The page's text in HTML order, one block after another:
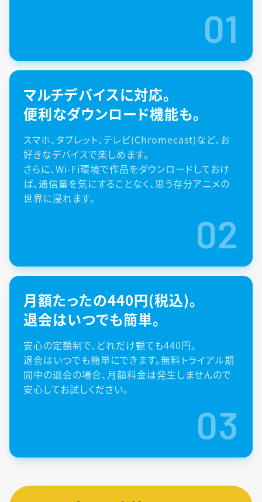
01
マルチデバイスに対応。
便利なダウンロード機能も。
スマホ、タブレット、テレビ(Chromecast)など、お
好きなデバイスで楽しめます。
さらに、Wi-Fi環境で作品をダウンロードしておけ
ば、通信量を気にすることなく、思う存分アニメの
世界に浸れます。
02
月額たったの440円(税込)。
退会はいつでも簡単。
安心の定額制で、どれだけ観ても440円。
退会はいつでも簡単にできます。無料トライアル期
間中の退会の場合、月額料金は発生しませんので
安心してお試しください。
03